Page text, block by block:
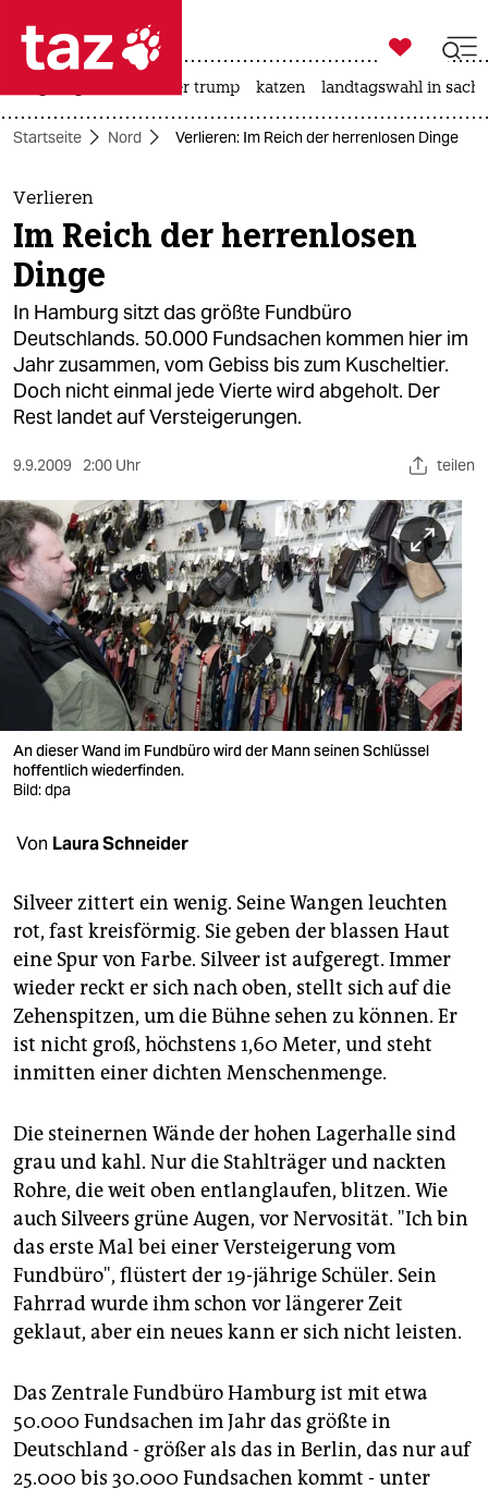
 taz zahl ich
taz zahl ich
themen
politik
öko
gesellschaft
kultur
nord
wahrheit
verlag
verlag
veranstaltungen
shop
unterstützen
abo
genossenschaft
epaper login

taz zahl ich
usa unter trump katzen landtagswahl in
Startseite Nord Verlieren: Im Reich der herrenlosen Dinge
Verlieren
Im Reich der herrenlosen
Dinge
In Hamburg sitzt das größte Fundbüro
Deutschlands. 50.000 Fundsachen kommen hier im
Jahr zusammen, vom Gebiss bis zum Kuscheltier.
Doch nicht einmal jede Vierte wird abgeholt. Der
Rest landet auf Versteigerungen.
9.9.2009 2:00 Uhr teilen
An dieser Wand im Fundbüro wird der Mann seinen Schlüssel
hoffentlich wiederfinden.
Bild: dpa
Von Laura Schneider
Silveer zittert ein wenig. Seine Wangen leuchten
rot, fast kreisförmig. Sie geben der blassen Haut
eine Spur von Farbe. Silveer ist aufgeregt. Immer
wieder reckt er sich nach oben, stellt sich auf die
Zehenspitzen, um die Bühne sehen zu können. Er
ist nicht groß, höchstens 1,60 Meter, und steht
inmitten einer dichten Menschenmenge.
Die steinernen Wände der hohen Lagerhalle sind
grau und kahl. Nur die Stahlträger und nackten
Rohre, die weit oben entlanglaufen, blitzen. Wie
auch Silveers grüne Augen, vor Nervosität. "Ich bin
das erste Mal bei einer Versteigerung vom
Fundbüro", flüstert der 19-jährige Schüler. Sein
Fahrrad wurde ihm schon vor längerer Zeit
geklaut, aber ein neues kann er sich nicht leisten.
Das Zentrale Fundbüro Hamburg ist mit etwa
50.000 Fundsachen im Jahr das größte in
Deutschland - größer als das in Berlin, das nur auf
25.000 bis 30.000 Fundsachen kommt - unter